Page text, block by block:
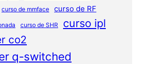
curso de mmface curso de RF
curso de SHR curso ipl
co2
q-switched